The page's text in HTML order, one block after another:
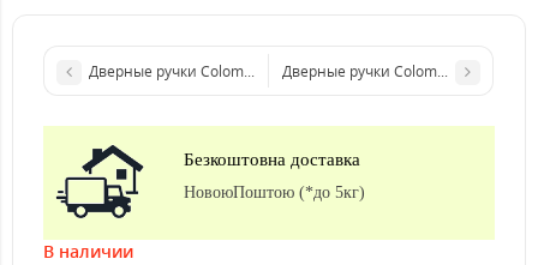
Дверные ручки Colombo Design Pegaso хром
Дверные ручки Colombo Design
Безкоштовна доставка
НовоюПоштою (*до 5кг)
В наличии